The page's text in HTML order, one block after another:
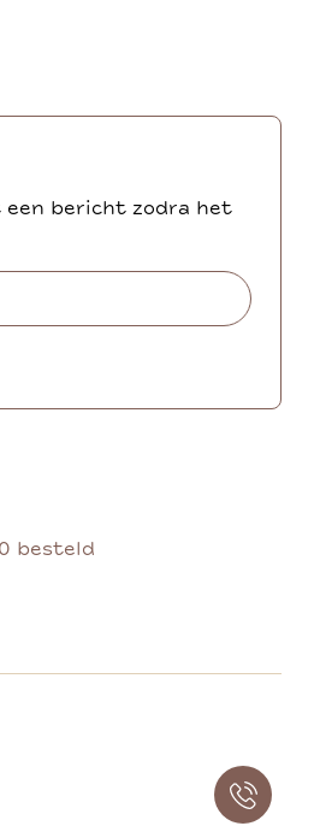
een bericht zodra het
besteld